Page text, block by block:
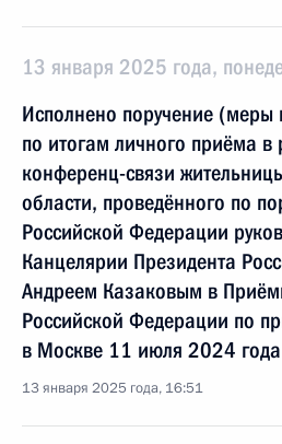
13 января 2025 года,
Исполнено поручение (меры
по итогам личного приёма
конференц-связи
области, проведённого по
Российской Федерации
Канцелярии Президента
Андреем Казаковым в
Российской Федерации по
в Москве 11 июля 2024 года
13 января 2025 года, 16:51